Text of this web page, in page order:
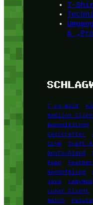
T-
&
7 vs Wild
Badlion
Bauanleitung
CastCrafter
Clym
Craft
Deutschland
Fabo
HandOfBlood
Java
LabyMod
Lunar Client
Notch